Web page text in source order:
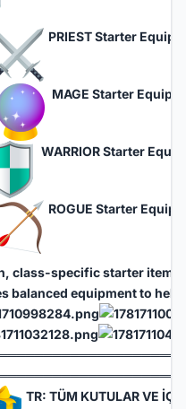
PRIEST Starter
MAGE Starter
WARRIOR Starter
ROGUE Starter
class-specific starter items
balanced equipment to
TR: TÜM KUTULAR VE